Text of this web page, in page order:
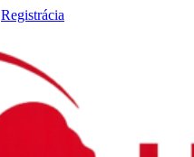
Registrácia